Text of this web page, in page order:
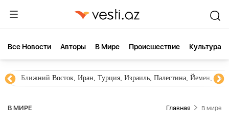
Все Новости Aвторы В Мире Происшествие Культура
Ближний Восток, Иран, Турция, Израиль, Палестина, Йемен,
В МИРЕ Главная В мире